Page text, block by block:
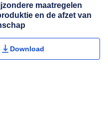
maatregelen
en de afzet van
Download